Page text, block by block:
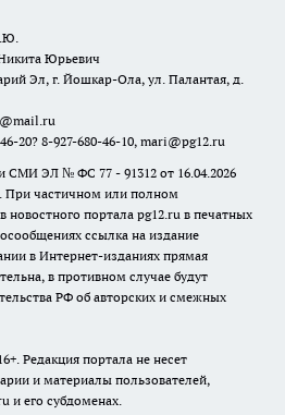
Юрьевич
Эл, г. Йошкар-Ола, ул. Палантая, д.
20? 8-927-680-46-10, mari@pg12.ru
СМИ ЭЛ № ФС 77 - 91312 от 16.04.2026
частичном или полном
новостного портала pg12.ru в печатных
ссылка на издание
в Интернет-изданиях прямая
в противном случае будут
РФ об авторских и смежных
Редакция портала не несет
и материалы пользователей,
и его субдоменах.